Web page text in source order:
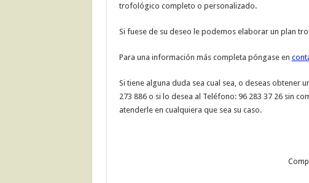
trofológico completo o personalizado.
Si fuese de su deseo le podemos elaborar un plan
Para una información más completa póngase en
Si tiene alguna duda sea cual sea, o deseas obtener
273 886 o si lo desea al Teléfono: 96 283 37 26 sin
atenderle en cualquiera que sea su caso.